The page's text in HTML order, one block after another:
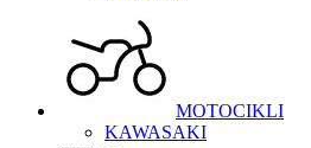
MOTOCIKLI
KAWASAKI